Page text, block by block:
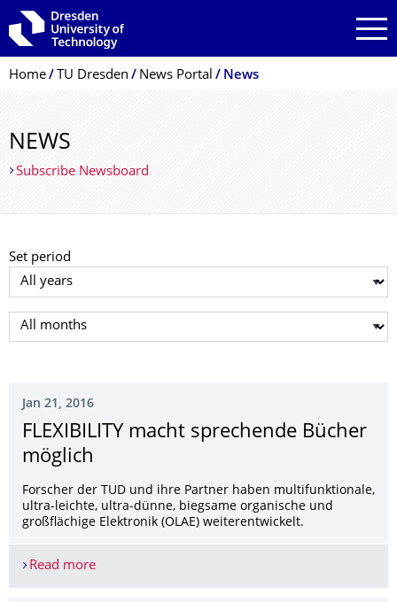
Skip to main navigation
Skip to search
Skip to content
Breadcrumb Menu
Home TU Dresden News Portal News
NEWS
Subscribe Newsboard
Set period
Select year
Select month
Jan 21, 2016
FLEXIBILITY macht sprechende Bücher
möglich
Forscher der TUD und ihre Partner haben multifunktionale,
ultra-leichte, ultra-dünne, biegsame organische und
großflächige Elektronik (OLAE) weiterentwickelt.
Read moreFLEXIBILITY macht sprechende Bücher möglich